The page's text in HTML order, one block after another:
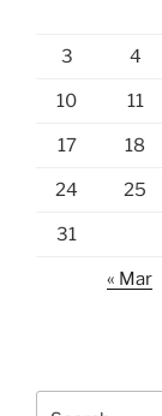
3 4
10 11
17 18
24 25
31
« Mar